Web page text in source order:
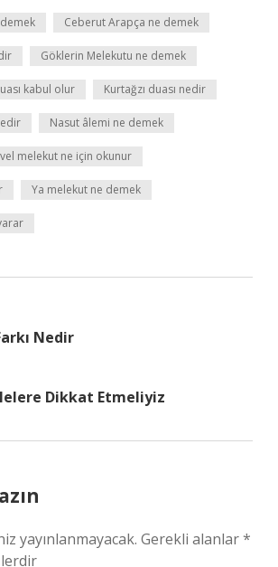
Ceberut Arapça ne demek
Göklerin Melekutu ne demek
kabul olur Kurtağzı duası nedir
Nasut âlemi ne demek
melekut ne için okunur
Ya melekut ne demek
Nedir
Dikkat Etmeliyiz
yayınlanmayacak. Gerekli alanlar*